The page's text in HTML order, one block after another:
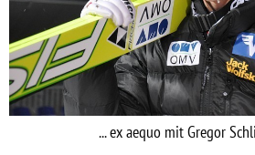
... ex aequo mit Gregor